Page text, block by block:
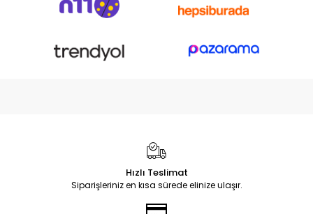
Hızlı Teslimat
Siparişleriniz en kısa sürede elinize ulaşır.